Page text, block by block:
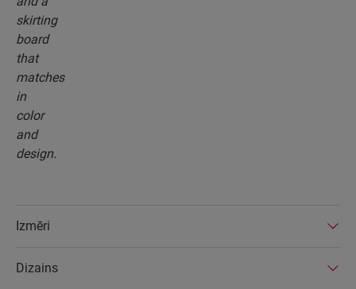
Izmēri
Dizains